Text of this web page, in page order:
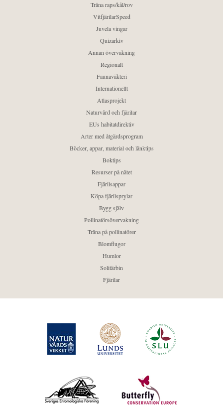
Träna raps/kål/rov
VitfjärilarSpeed
Juvela vingar
Quizarkiv
Annan övervakning
Regionalt
Faunaväkteri
Internationellt
Atlasprojekt
Naturvård och fjärilar
EUs habitatdirektiv
Arter med åtgärdsprogram
Böcker, appar, material och länktips
Boktips
Resurser på nätet
Fjärilsappar
Köpa fjärilsprylar
Bygg själv
Pollinatörsövervakning
Träna på pollinatörer
Blomflugor
Humlor
Solitärbin
Fjärilar